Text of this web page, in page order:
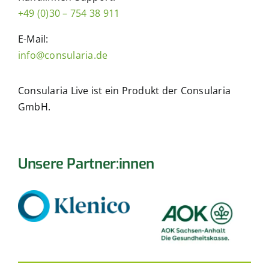
+49 (0)30 – 754 38 911
E-Mail:
info@consularia.de
Consularia Live ist ein Produkt der Consularia
GmbH.
Unsere Partner:innen